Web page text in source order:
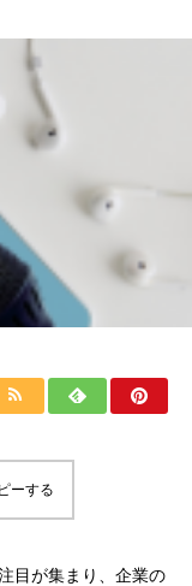
ーする
目が集まり、企業の